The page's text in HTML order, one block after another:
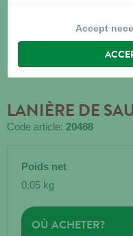
LANIÈRE DE
Code article: 20488
Poids net
0,05 kg
OÙ ACHETER?
Accept